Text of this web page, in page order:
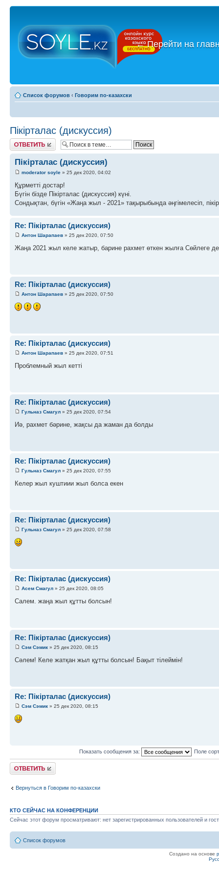
←Перейти на
Список форумов ‹ Говорим по-казахски
Пікірталас (дискуссия)
Ответить
Пікірталас (дискуссия)
moderator soyle » 25 дек 2020, 04:02
Құрметті достар!
Бүгін бізде Пікірталас (дискуссия) күні.
Сондықтан, бүгін «Жаңа жыл - 2021» тақырыбында әңгімелесіп,
Re: Пікірталас (дискуссия)
Антон Шарапаев » 25 дек 2020, 07:50
Жаңа 2021 жыл келе жатыр, барине рахмет өткен жылға Сөйлеге де
Re: Пікірталас (дискуссия)
Антон Шарапаев » 25 дек 2020, 07:50
Re: Пікірталас (дискуссия)
Антон Шарапаев » 25 дек 2020, 07:51
Проблемный жыл кетті
Re: Пікірталас (дискуссия)
Гульназ Смагул » 25 дек 2020, 07:54
Иә, рахмет бәрине, жақсы да жаман да болды
Re: Пікірталас (дискуссия)
Гульназ Смагул » 25 дек 2020, 07:55
Келер жыл куштиии жыл болса екен
Re: Пікірталас (дискуссия)
Гульназ Смагул » 25 дек 2020, 07:58
Re: Пікірталас (дискуссия)
Асем Смагул » 25 дек 2020, 08:05
Салем. жаңа жыл құтты болсын!
Re: Пікірталас (дискуссия)
Сэм Сэмик » 25 дек 2020, 08:15
Сәлем! Келе жатқан жыл құтты болсын! Бақыт тілеймін!
Re: Пікірталас (дискуссия)
Сэм Сэмик » 25 дек 2020, 08:15
Показать сообщения за: Поле
Ответить
Вернуться в Говорим по-казахски
КТО СЕЙЧАС НА КОНФЕРЕНЦИИ
Сейчас этот форум просматривают: нет зарегистрированных пользователей и
Список форумов
Создано на основе